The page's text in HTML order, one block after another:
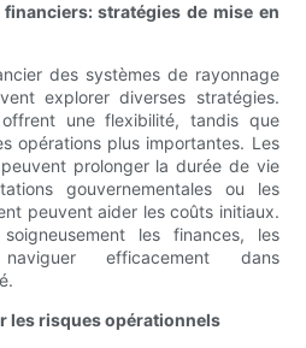
stratégies de mise en
des systèmes de rayonnage
explorer diverses stratégies.
une flexibilité, tandis que
opérations plus importantes. Les
prolonger la durée de vie
gouvernementales ou les
peuvent aider les coûts initiaux.
les finances, les
efficacement dans
les risques opérationnels